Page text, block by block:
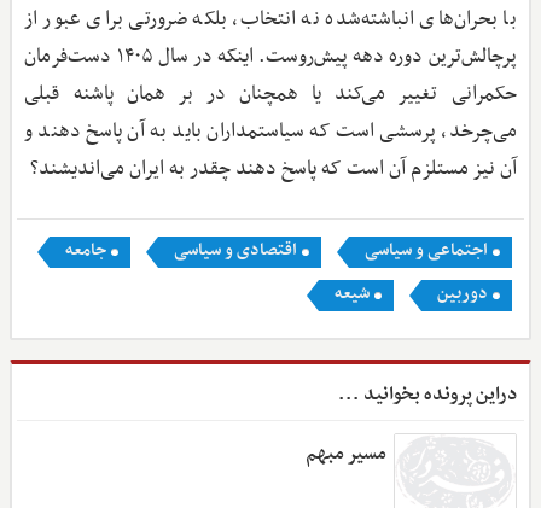
با بحران‌های انباشته‌شده نه انتخاب، بلکه ضرورتی برای عبور از
پرچالش‌ترین دوره دهه پیش‌روست. اینکه در سال ۱۴۰۵ دست‌فرمان
حکمرانی تغییر می‌کند یا همچنان در بر همان پاشنه قبلی
می‌چرخد، پرسشی است که سیاستمداران باید به آن پاسخ دهند و
آن نیز مستلزم آن است که پاسخ دهند چقدر به ایران می‌اندیشند؟
اجتماعی و سیاسی اقتصادی و سیاسی
جامعه
دوربین
شیعه
دراین پرونده بخوانید ...
مسیر مبهم